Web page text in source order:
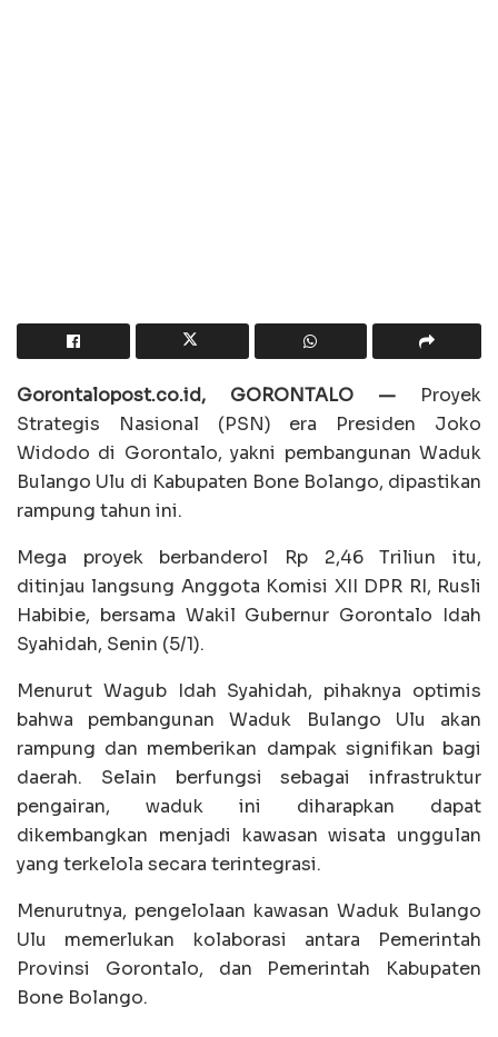
Gorontalopost.co.id, GORONTALO — Proyek
Strategis Nasional (PSN) era Presiden Joko
Widodo di Gorontalo, yakni pembangunan Waduk
Bulango Ulu di Kabupaten Bone Bolango, dipastikan
rampung tahun ini.
Mega proyek berbanderol Rp 2,46 Triliun itu,
ditinjau langsung Anggota Komisi XII DPR RI, Rusli
Habibie, bersama Wakil Gubernur Gorontalo Idah
Syahidah, Senin (5/1).
Menurut Wagub Idah Syahidah, pihaknya optimis
bahwa pembangunan Waduk Bulango Ulu akan
rampung dan memberikan dampak signifikan bagi
daerah. Selain berfungsi sebagai infrastruktur
pengairan, waduk ini diharapkan dapat
dikembangkan menjadi kawasan wisata unggulan
yang terkelola secara terintegrasi.
Menurutnya, pengelolaan kawasan Waduk Bulango
Ulu memerlukan kolaborasi antara Pemerintah
Provinsi Gorontalo, dan Pemerintah Kabupaten
Bone Bolango.